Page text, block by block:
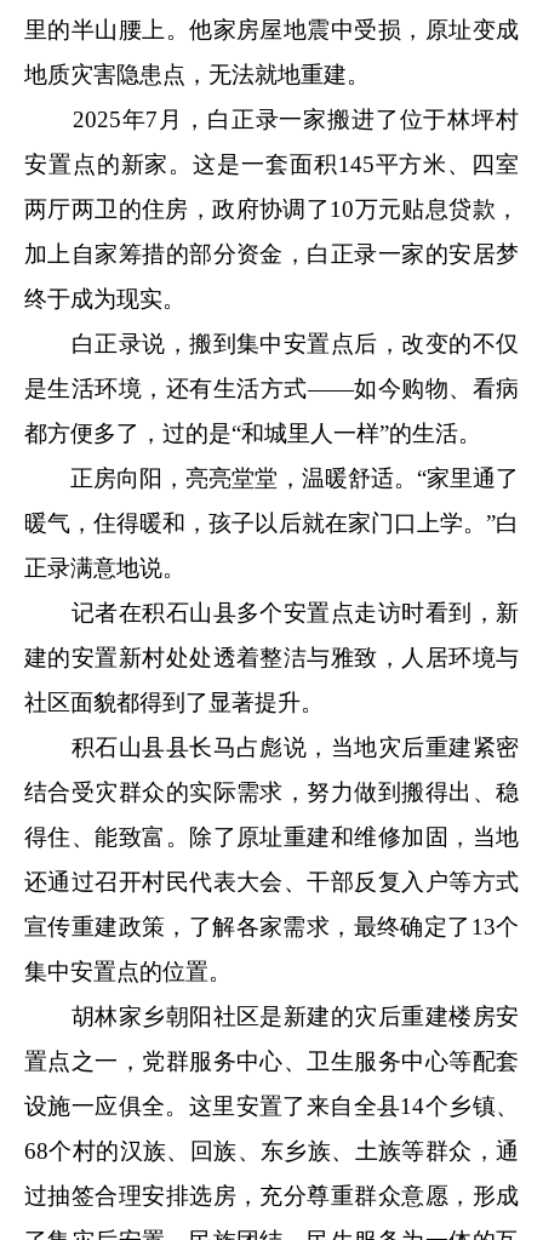
里的半山腰上。他家房屋地震中受损，原址变成
地质灾害隐患点，无法就地重建。
2025年7月，白正录一家搬进了位于林坪村
安置点的新家。这是一套面积145平方米、四室
两厅两卫的住房，政府协调了10万元贴息贷款，
加上自家筹措的部分资金，白正录一家的安居梦
终于成为现实。
白正录说，搬到集中安置点后，改变的不仅
是生活环境，还有生活方式——如今购物、看病
都方便多了，过的是“和城里人一样”的生活。
正房向阳，亮亮堂堂，温暖舒适。“家里通了
暖气，住得暖和，孩子以后就在家门口上学。”白
正录满意地说。
记者在积石山县多个安置点走访时看到，新
建的安置新村处处透着整洁与雅致，人居环境与
社区面貌都得到了显著提升。
积石山县县长马占彪说，当地灾后重建紧密
结合受灾群众的实际需求，努力做到搬得出、稳
得住、能致富。除了原址重建和维修加固，当地
还通过召开村民代表大会、干部反复入户等方式
宣传重建政策，了解各家需求，最终确定了13个
集中安置点的位置。
胡林家乡朝阳社区是新建的灾后重建楼房安
置点之一，党群服务中心、卫生服务中心等配套
设施一应俱全。这里安置了来自全县14个乡镇、
68个村的汉族、回族、东乡族、土族等群众，通
过抽签合理安排选房，充分尊重群众意愿，形成